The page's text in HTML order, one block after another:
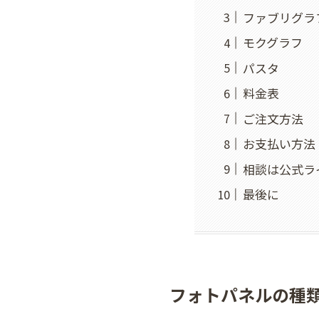
ファブリグラ
モクグラフ
パスタ
料金表
ご注文方法
お支払い方法
相談は公式ラ
最後に
フォトパネルの種